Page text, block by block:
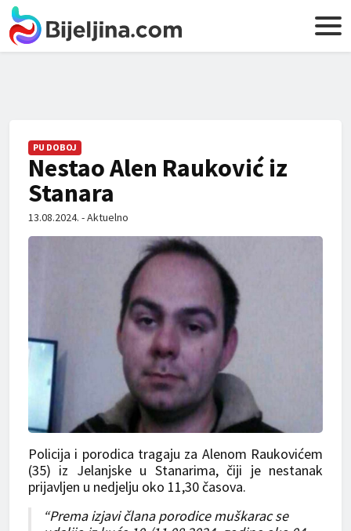
PU DOBOJ
Nestao Alen Rauković iz
Stanara
13.08.2024. - Aktuelno
Policija i porodica tragaju za Alenom Raukovićem
(35) iz Jelanjske u Stanarima, čiji je nestanak
prijavljen u nedjelju oko 11,30 časova.
“Prema izjavi člana porodice muškarac se